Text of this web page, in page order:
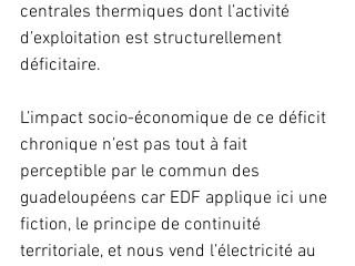
centrales thermiques dont l’activité
d’exploitation est structurellement
déficitaire.
L’impact socio-économique de ce déficit
chronique n’est pas tout à fait
perceptible par le commun des
guadeloupéens car EDF applique ici une
fiction, le principe de continuité
territoriale, et nous vend l’électricité au